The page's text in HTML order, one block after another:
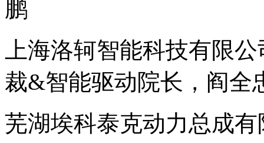
鹏
上海洛轲智能科技有限
裁&智能驱动院长，阎全
芜湖埃科泰克动力总成